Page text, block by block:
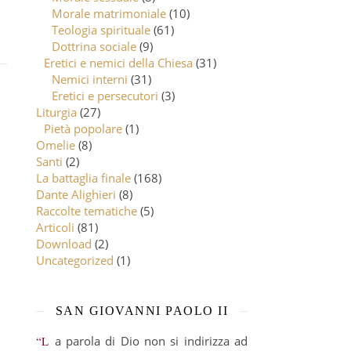
Morale matrimoniale (10)
Teologia spirituale (61)
Dottrina sociale (9)
Eretici e nemici della Chiesa (31)
Nemici interni (31)
Eretici e persecutori (3)
Liturgia (27)
Pietà popolare (1)
Omelie (8)
Santi (2)
La battaglia finale (168)
Dante Alighieri (8)
Raccolte tematiche (5)
Articoli (81)
Download (2)
Uncategorized (1)
SAN GIOVANNI PAOLO II
“La parola di Dio non si indirizza ad